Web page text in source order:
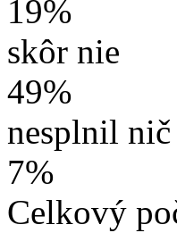
19%
skôr nie
49%
nesplnil
7%
Celkový